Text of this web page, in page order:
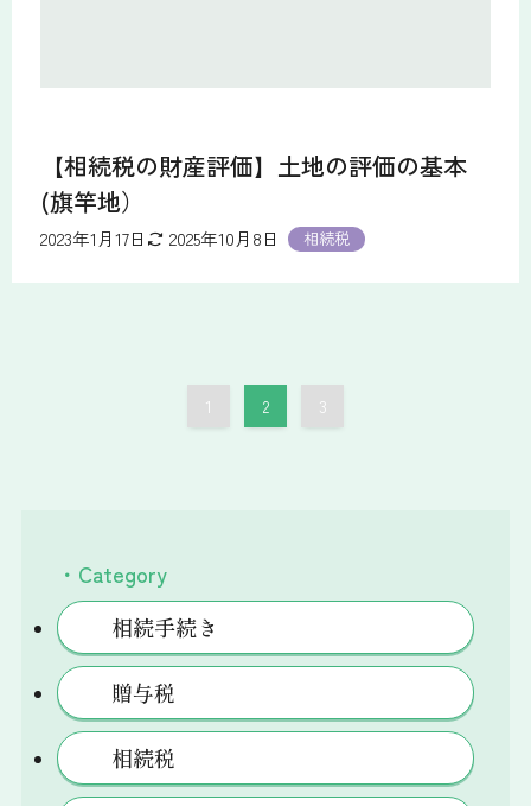
【相続税の財産評価】土地の評価の基本
(旗竿地）
2023年1月17日 2025年10月8日 相続税
1 2 3
・Category
相続手続き
贈与税
相続税